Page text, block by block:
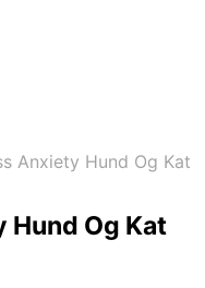
Anxiety Hund Og Kat
Hund Og Kat